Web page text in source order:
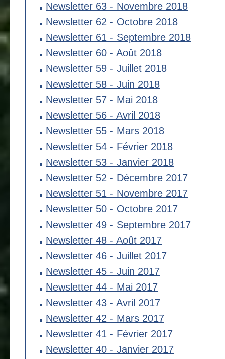
Newsletter 63 - Novembre 2018
Newsletter 62 - Octobre 2018
Newsletter 61 - Septembre 2018
Newsletter 60 - Août 2018
Newsletter 59 - Juillet 2018
Newsletter 58 - Juin 2018
Newsletter 57 - Mai 2018
Newsletter 56 - Avril 2018
Newsletter 55 - Mars 2018
Newsletter 54 - Février 2018
Newsletter 53 - Janvier 2018
Newsletter 52 - Décembre 2017
Newsletter 51 - Novembre 2017
Newsletter 50 - Octobre 2017
Newsletter 49 - Septembre 2017
Newsletter 48 - Août 2017
Newsletter 46 - Juillet 2017
Newsletter 45 - Juin 2017
Newsletter 44 - Mai 2017
Newsletter 43 - Avril 2017
Newsletter 42 - Mars 2017
Newsletter 41 - Février 2017
Newsletter 40 - Janvier 2017